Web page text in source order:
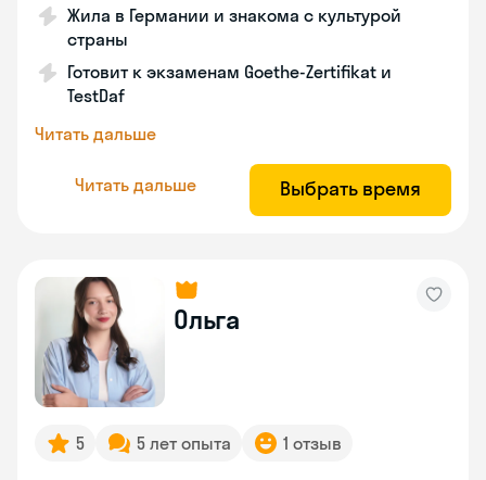
Жила в Германии и знакома с культурой
страны
Готовит к экзаменам Goethe-Zertifikat и
TestDaf
Читать дальше
Читать дальше Выбрать время
Ольга
5 5 лет опыта 1 отзыв